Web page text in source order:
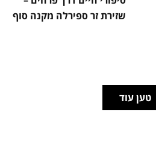
שזירת זר ספירלה מקנה סוף
טען עוד